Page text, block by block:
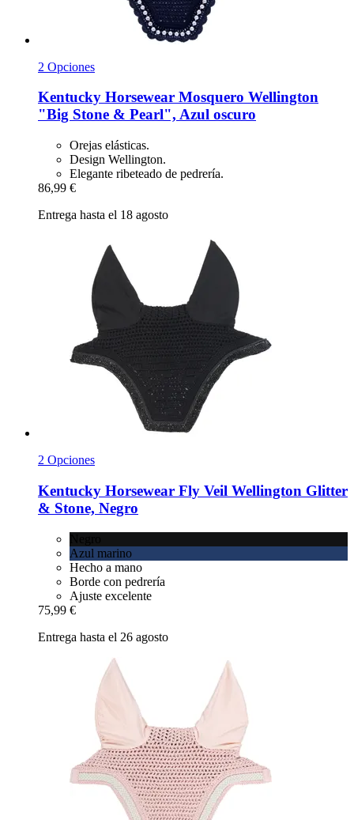
2 Opciones
Kentucky Horsewear Mosquero Wellington
"Big Stone & Pearl", Azul oscuro
Orejas elásticas.
Design Wellington.
Elegante ribeteado de pedrería.
86,99 €
Entrega hasta el 18 agosto
2 Opciones
Kentucky Horsewear Fly Veil Wellington Glitter
& Stone, Negro
Azul marino
Hecho a mano
Borde con pedrería
Ajuste excelente
75,99 €
Entrega hasta el 26 agosto